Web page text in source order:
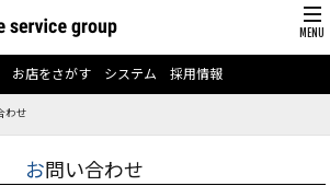
お店をさがす システム 採用情報
わせ
お問い合わせ